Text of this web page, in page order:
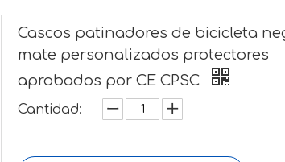
Cascos patinadores de bicicleta
mate personalizados protectores
aprobados por CE CPSC
Cantidad: